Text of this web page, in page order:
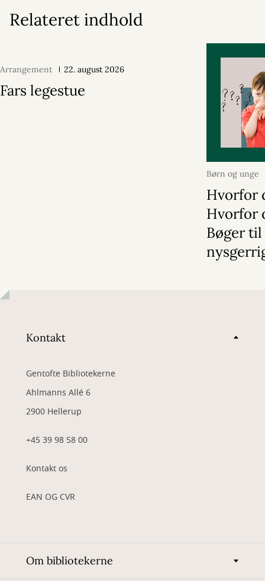
Relateret indhold
Arrangement 22. august 2026
Fars legestue
Børn og unge
Hvorfor
Hvorfor
Bøger til
Kontakt
Gentofte Bibliotekerne
Ahlmanns Allé 6
2900 Hellerup
+45 39 98 58 00
Kontakt os
EAN OG CVR
Om bibliotekerne